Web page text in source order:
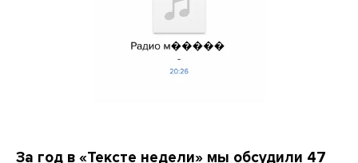
За год в «Тексте недели» мы обсудили 47